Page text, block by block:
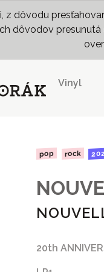
z dôvodu
dôvodov presunutá
Vinyl
pop rock
20th